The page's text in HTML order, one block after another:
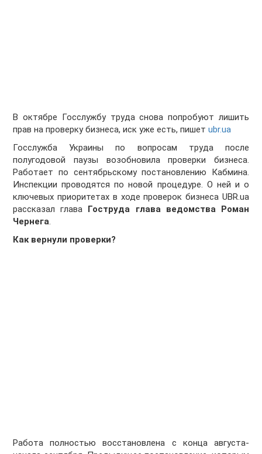
В октябре Госслужбу труда снова попробуют лишить
прав на проверку бизнеса, иск уже есть, пишет ubr.ua
Госслужба Украины по вопросам труда после
полугодовой паузы возобновила проверки бизнеса.
Работает по сентябрьскому постановлению Кабмина.
Инспекции проводятся по новой процедуре. О ней и о
ключевых приоритетах в ходе проверок бизнеса UBR.ua
рассказал глава Гоструда глава ведомства Роман
Чернега.
Как вернули проверки?
Работа полностью восстановлена с конца августа-